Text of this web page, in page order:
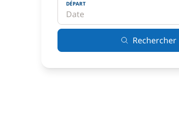
DÉPART
Rechercher